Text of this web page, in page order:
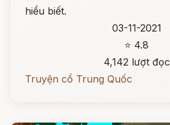
hiểu biết.
03-11-2021
⭐ 4.8
4,142 lượt đọc
Truyện cổ Trung Quốc